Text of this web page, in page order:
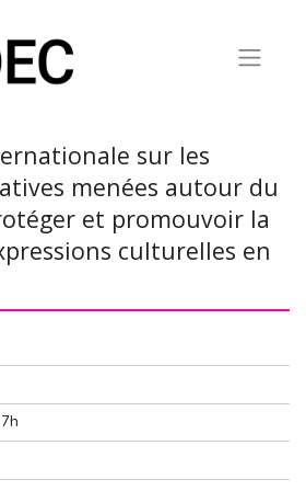
sur les
menées autour du
et promouvoir la
culturelles en